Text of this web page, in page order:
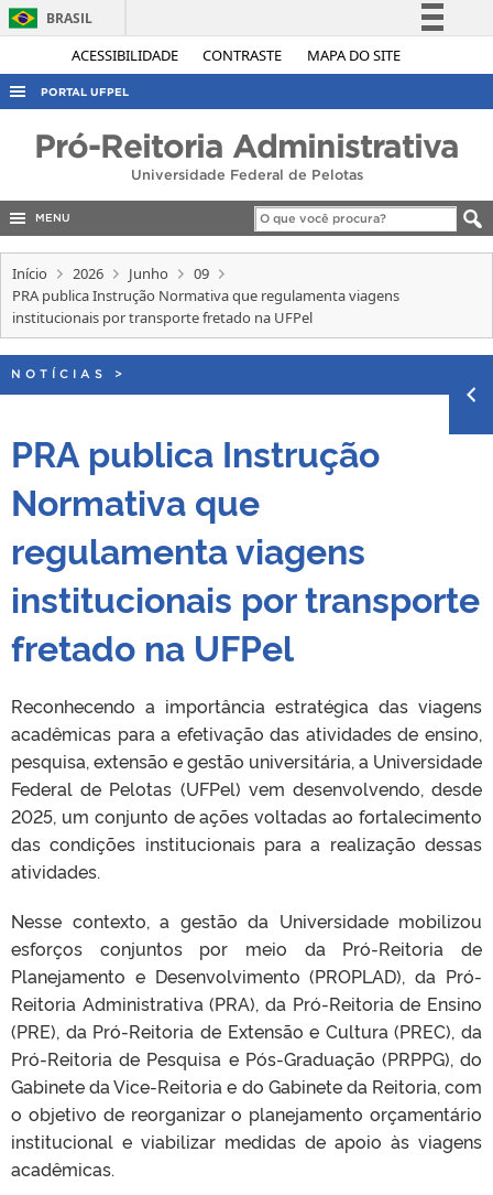
ACESSIBILIDADE CONTRASTE MAPA DO SITE
BRASIL
Simplifique!
Acesso à informação
Legislação
Canais
PORTAL UFPEL
COBALTO
EDITAIS
INTERNACIONAL
OUVIDORIA
Pró-Reitoria Administrativa
Universidade Federal de Pelotas
MENU
Início 2026 Junho
09
PRA publica Instrução Normativa que regulamenta viagens
institucionais por transporte fretado na UFPel
NOTÍCIAS >
PRA publica Instrução
Normativa que
regulamenta viagens
institucionais por transporte
fretado na UFPel
Reconhecendo a importância estratégica das viagens
acadêmicas para a efetivação das atividades de ensino,
pesquisa, extensão e gestão universitária, a Universidade
Federal de Pelotas (UFPel) vem desenvolvendo, desde
2025, um conjunto de ações voltadas ao fortalecimento
das condições institucionais para a realização dessas
atividades.
Nesse contexto, a gestão da Universidade mobilizou
esforços conjuntos por meio da Pró-Reitoria de
Planejamento e Desenvolvimento (PROPLAD), da Pró-
Reitoria Administrativa (PRA), da Pró-Reitoria de Ensino
(PRE), da Pró-Reitoria de Extensão e Cultura (PREC), da
Pró-Reitoria de Pesquisa e Pós-Graduação (PRPPG), do
Gabinete da Vice-Reitoria e do Gabinete da Reitoria, com
o objetivo de reorganizar o planejamento orçamentário
institucional e viabilizar medidas de apoio às viagens
acadêmicas.